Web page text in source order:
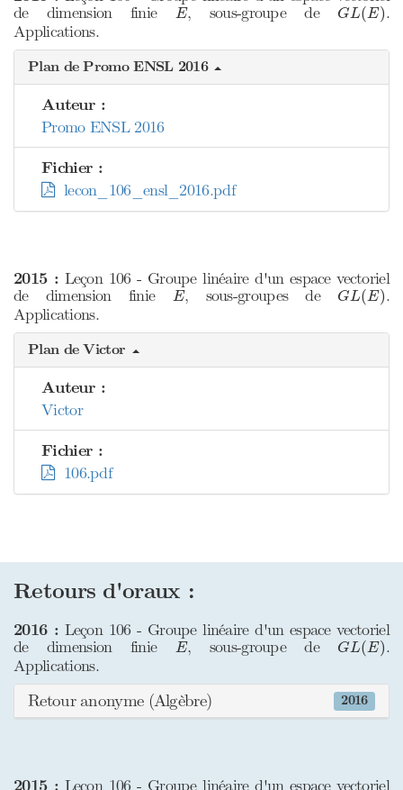
de dimension finie
E
E, sous-groupe de GL(E)
GL(E).
Applications.
Plan de Promo ENSL 2016
Auteur :
Promo ENSL 2016
Fichier :
lecon_106_ensl_2016.pdf
2015 : Leçon 106 - Groupe linéaire d'un espace vectoriel
de dimension finie
E
E, sous-groupes de GL(E)
GL(E).
Applications.
Plan de Victor
Auteur :
Victor
Fichier :
106.pdf
Retours d'oraux :
2016 : Leçon 106 - Groupe linéaire d'un espace vectoriel
de dimension finie
E
E, sous-groupe de GL(E)
GL(E).
Applications.
2016
Retour anonyme (Algèbre)
Leçon 106 - Groupe linéaire d'un espace vectoriel